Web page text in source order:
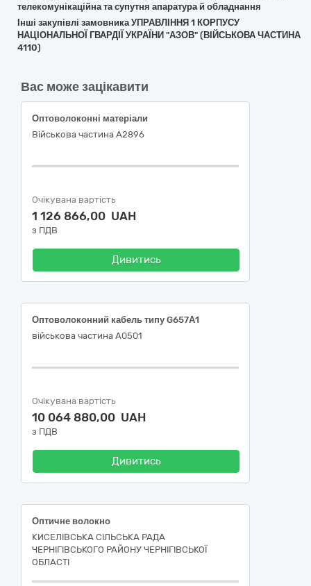
телекомунікаційна та супутня апаратура й обладнання
Інші закупівлі замовника УПРАВЛІННЯ 1 КОРПУСУ
НАЦІОНАЛЬНОЇ ГВАРДІЇ УКРАЇНИ "АЗОВ" (ВІЙСЬКОВА ЧАСТИНА
4110)
Вас може зацікавити
Оптоволоконні матеріали
Військова частина А2896
Очікувана вартість
1 126 866,00 UAH
з ПДВ
Дивитись
Оптоволоконний кабель типу G657А1
військова частина А0501
Очікувана вартість
10 064 880,00 UAH
з ПДВ
Дивитись
Оптичне волокно
КИСЕЛІВСЬКА СІЛЬСЬКА РАДА
ЧЕРНІГІВСЬКОГО РАЙОНУ ЧЕРНІГІВСЬКОЇ
ОБЛАСТІ